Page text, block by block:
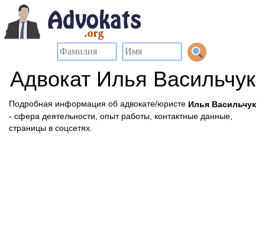
Адвокат Илья Васильчук
Подробная информация об адвокате/юристе Илья Васильчук
- сфера деятельности, опыт работы, контактные данные,
страницы в соцсетях.